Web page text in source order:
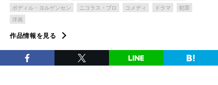
ボディル・ヨルゲンセン
ニコラス・ブロ コメディ ドラマ
犯罪
洋画
作品情報を見る